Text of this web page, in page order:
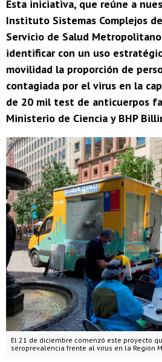
Esta iniciativa, que reúne a
Instituto Sistemas Complejos
Servicio de Salud
identificar con un uso
movilidad la proporción de
contagiada por el virus en la
de 20 mil test de anticuerpos
Ministerio de Ciencia y BHP
El 21 de diciembre comenzó este proyecto
seroprevalencia frente al virus en la Región